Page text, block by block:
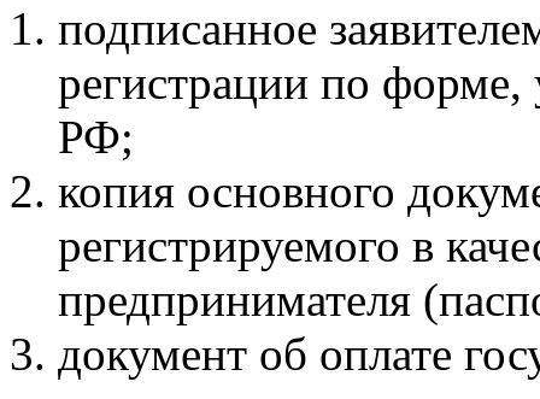
подписанное
регистрации по
РФ;
копия основного
регистрируемого в
предпринимателя
документ об оплате